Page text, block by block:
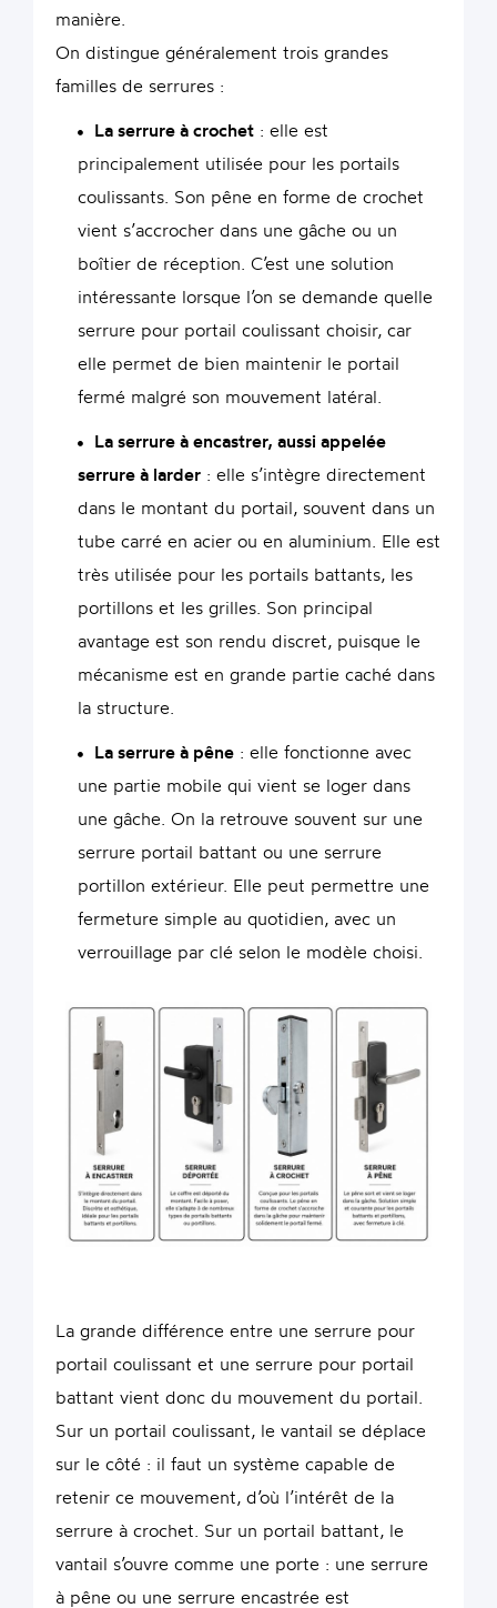
manière.
On distingue généralement trois grandes
familles de serrures :
La serrure à crochet: elle est
principalement utilisée pour les portails
coulissants. Son pêne en forme de crochet
vient s’accrocher dans une gâche ou un
boîtier de réception. C’est une solution
intéressante lorsque l’on se demande quelle
serrure pour portail coulissant choisir, car
elle permet de bien maintenir le portail
fermé malgré son mouvement latéral.
La serrure à encastrer, aussi appelée
serrure à larder: elle s’intègre directement
dans le montant du portail, souvent dans un
tube carré en acier ou en aluminium. Elle est
très utilisée pour les portails battants, les
portillons et les grilles. Son principal
avantage est son rendu discret, puisque le
mécanisme est en grande partie caché dans
la structure.
La serrure à pêne: elle fonctionne avec
une partie mobile qui vient se loger dans
une gâche. On la retrouve souvent sur une
serrure portail battant ou une serrure
portillon extérieur. Elle peut permettre une
fermeture simple au quotidien, avec un
verrouillage par clé selon le modèle choisi.
La grande différence entre une serrure pour
portail coulissant et une serrure pour portail
battant vient donc du mouvement du portail.
Sur un portail coulissant, le vantail se déplace
sur le côté : il faut un système capable de
retenir ce mouvement, d’où l’intérêt de la
serrure à crochet. Sur un portail battant, le
vantail s’ouvre comme une porte : une serrure
à pêne ou une serrure encastrée est